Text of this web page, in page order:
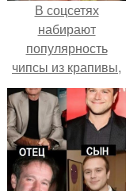
В соцсетях
набирают
популярность
чипсы из крапивы,
которые
пользователи в
комментариях
называют
неожиданно
вкусными.